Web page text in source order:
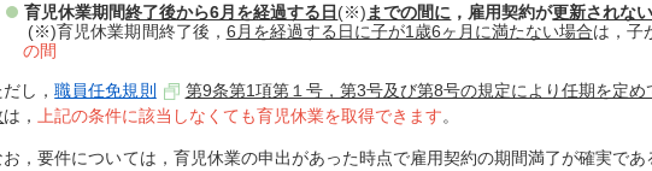
育児休業期間終了後から6月を経過する日(※) までの間に ，雇用契約が更新されな
(※)育児休業期間終了後， 6月を経過する日に子が1歳6ヶ月に満たない場合は，子
の間
だし，職員任免規則 第9条第1項第１号，第3号及び第8号の規定により任期を定め
は， 上記の条件に該当しなくても育児休業を取得できます。
お，要件については，育児休業の申出があった時点で雇用契約の期間満了が確実で